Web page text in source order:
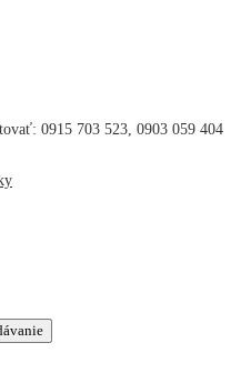
0915 703 523, 0903 059 404